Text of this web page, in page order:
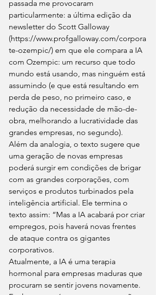
passada me provocaram
particularmente: a última edição da
newsletter do Scott Galloway
(https://www.profgalloway.com/corpora
te-ozempic/) em que ele compara a IA
com Ozempic: um recurso que todo
mundo está usando, mas ninguém está
assumindo (e que está resultando em
perda de peso, no primeiro caso, e
redução da necessidade de mão-de-
obra, melhorando a lucratividade das
grandes empresas, no segundo).
Além da analogia, o texto sugere que
uma geração de novas empresas
poderá surgir em condições de brigar
com as grandes corporações, com
serviços e produtos turbinados pela
inteligência artificial. Ele termina o
texto assim: “Mas a IA acabará por criar
empregos, pois haverá novas frentes
de ataque contra os gigantes
corporativos.
Atualmente, a IA é uma terapia
hormonal para empresas maduras que
procuram se sentir jovens novamente.